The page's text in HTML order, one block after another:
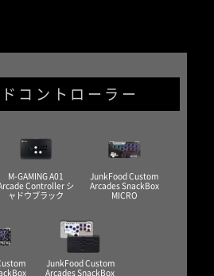
コントローラー
M-GAMING A01
Controller シ
ャドウブラック
JunkFood Custom
Arcades SnackBox
MICRO
JunkFood Custom
Arcades SnackBox